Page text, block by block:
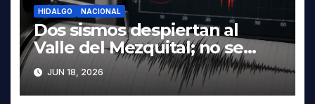
HIDALGO NACIONAL
Dos sismos despiertan al
Valle del Mezquital; no se
reportan daños en Hidalgo
JUN 18, 2026